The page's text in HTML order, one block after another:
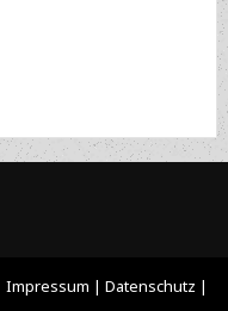
Impressum | Datenschutz |